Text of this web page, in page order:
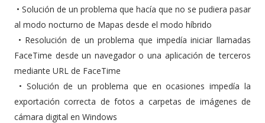
• Solución de un problema que hacía que no se pudiera pasar
al modo nocturno de Mapas desde el modo híbrido
• Resolución de un problema que impedía iniciar llamadas
FaceTime desde un navegador o una aplicación de terceros
mediante URL de FaceTime
• Solución de un problema que en ocasiones impedía la
exportación correcta de fotos a carpetas de imágenes de
cámara digital en Windows